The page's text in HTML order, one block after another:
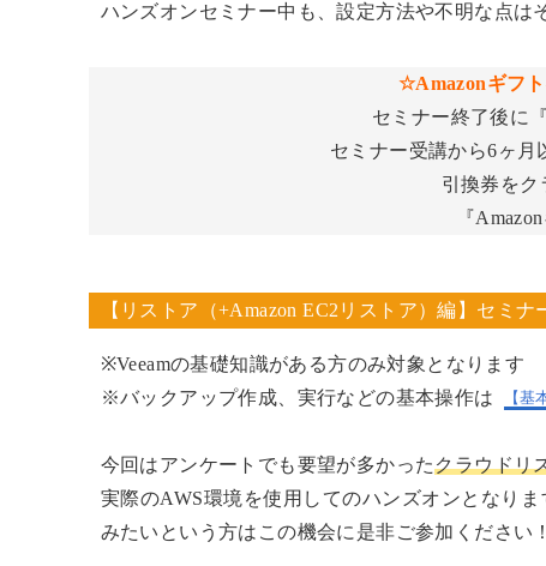
ハンズオンセミナー中も、設定方法や不明な点は
☆Amazonギフ
セミナー終了後に
セミナー受講から6ヶ月
引換券をク
『
【リストア（+Amazon EC2リストア）編】セミナ
※Veeamの基礎知識がある方のみ対象となります
※バックアップ作成、実行などの基本操作は
【基
今回はアンケートでも要望が多かったクラウドリ
実際のAWS環境を使用してのハンズオンとなり
みたいという方はこの機会に是非ご参加ください！